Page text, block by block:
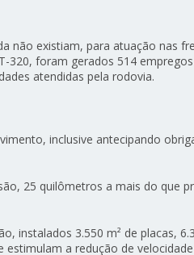
não existiam, para atuação nas
320, foram gerados 514 empregos
atendidas pela rodovia.
inclusive antecipando
25 quilômetros a mais do que
instalados 3.550 m² de placas,
estimulam a redução de